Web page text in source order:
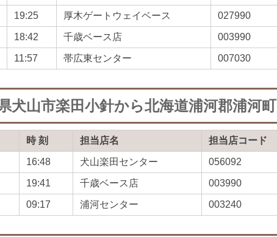
19:25 厚木ゲートウェイベース 027990
18:42 千歳ベース店 003990
11:57 帯広東センター 007030
犬山市楽田小針から北海道浦河郡浦河町
時 刻 担当店名 担当店コード
16:48 犬山楽田センター 056092
19:41 千歳ベース店 003990
09:17 浦河センター 003240